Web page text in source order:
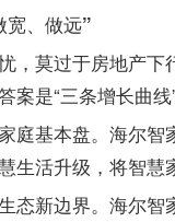
宽、做远”
，莫过于房地产
案是“三条增长曲线
庭基本盘。 海尔智
生活升级，将智慧
态新边界。 海尔智